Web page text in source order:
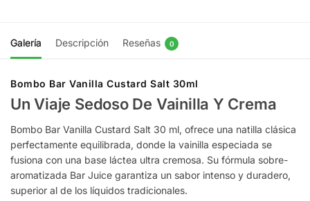
Galería Descripción Reseñas 0
Bombo Bar Vanilla Custard Salt 30ml
Un Viaje Sedoso De Vainilla Y Crema
Bombo Bar Vanilla Custard Salt 30 ml, ofrece una natilla clásica
perfectamente equilibrada, donde la vainilla especiada se
fusiona con una base láctea ultra cremosa. Su fórmula sobre-
aromatizada Bar Juice garantiza un sabor intenso y duradero,
superior al de los líquidos tradicionales.